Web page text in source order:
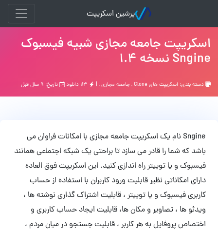
پرشین اسکریپت
اسکریپت جامعه مجازی شبیه فیسبوک
Sngine نسخه 1.4
دسته بندی: اسکریپت های Clone ,جامعه مجازی, | تاریخ: ۹ سال قبل
Sngine نام یک اسکریپت جامعه مجازی با امکانات فراوان می
باشد که شما را قادر می سازد تا براحتی یک شبکه اجتماعی همانند
فیسبوک و یا توییتر راه اندازی کنید. این اسکریپت فوق العاده
دارای امکاناتی نظیر قابلیت ورود کاربران با استفاده از حساب
کاربری فیسبوک و یا توییتر ، قابلیت اشتراک گذاری نوشته ها ،
ویدئو ها ، تصاویر و مکان ها، قابلیت ایجاد حساب کاربری و
اختصاص پروفایل به هر کاربر ، قابلیت جستجو در میان مردم ،